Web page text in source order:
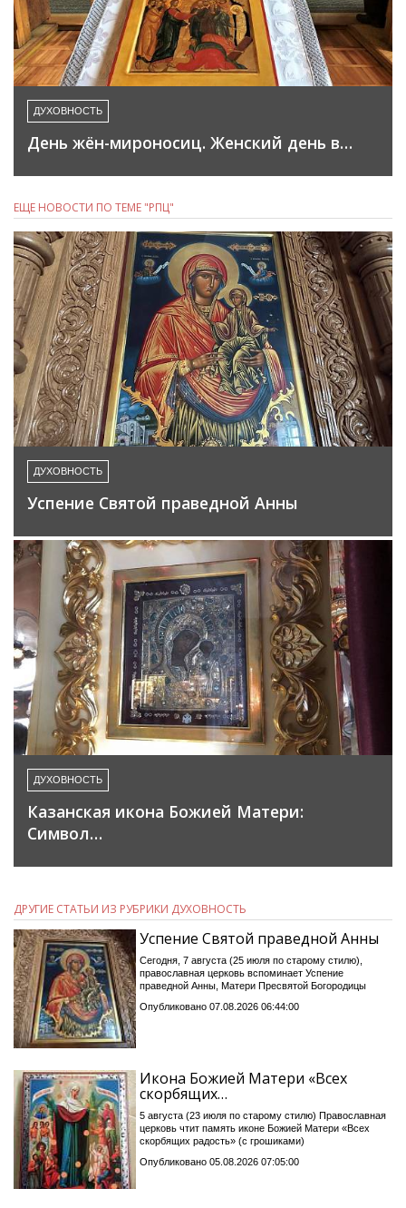
ДУХОВНОСТЬ
День жён-мироносиц. Женский день в…
ЕЩЕ НОВОСТИ ПО ТЕМЕ "РПЦ"
ДУХОВНОСТЬ
Успение Святой праведной Анны
ДУХОВНОСТЬ
Казанская икона Божией Матери:
Символ…
ДРУГИЕ СТАТЬИ ИЗ РУБРИКИ ДУХОВНОСТЬ
Успение Святой праведной Анны
Сегодня, 7 августа (25 июля по старому стилю),
православная церковь вспоминает Успение
праведной Анны, Матери Пресвятой Богородицы
Опубликовано 07.08.2026 06:44:00
Икона Божией Матери «Всех
скорбящих…
5 августа (23 июля по старому стилю) Православная
церковь чтит память иконе Божией Матери «Всех
скорбящих радость» (с грошиками)
Опубликовано 05.08.2026 07:05:00